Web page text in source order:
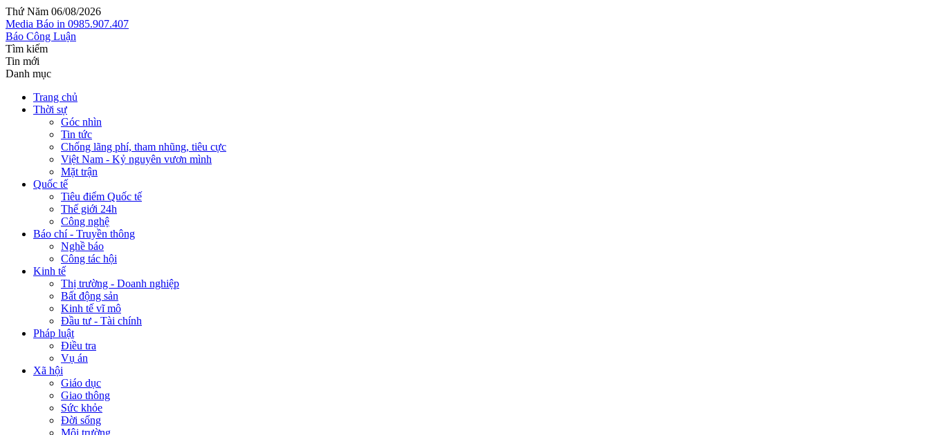
Thứ Năm 06/08/2026
Media Báo in 0985.907.407
Báo Công Luận
Tìm kiếm
Tin mới
Danh mục
Trang chủ
Thời sự
Góc nhìn
Tin tức
Chống lãng phí, tham nhũng, tiêu cực
Việt Nam - Kỷ nguyên vươn mình
Mặt trận
Quốc tế
Tiêu điểm Quốc tế
Thế giới 24h
Công nghệ
Báo chí - Truyền thông
Nghề báo
Công tác hội
Kinh tế
Thị trường - Doanh nghiệp
Bất động sản
Kinh tế vĩ mô
Đầu tư - Tài chính
Pháp luật
Điều tra
Vụ án
Xã hội
Giáo dục
Giao thông
Sức khỏe
Đời sống
Môi trường